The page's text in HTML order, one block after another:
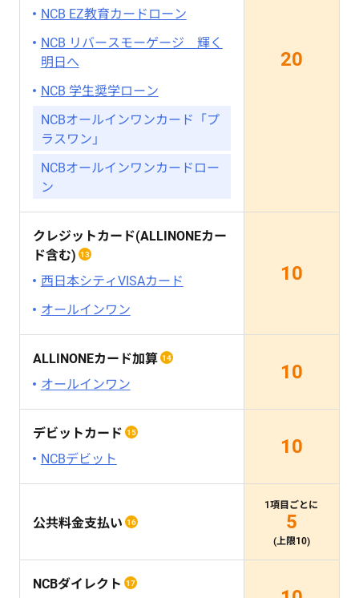
NCB EZ教育カードローン
NCB リバースモーゲージ 輝く
明日へ
NCB 学生奨学ローン
NCBオールインワンカード「プ
ラスワン」
NCBオールインワンカードロー
ン
20
クレジットカード(ALLINONEカー
ド含む) 13
西日本シティVISAカード
オールインワン
10
ALLINONEカード加算 14
オールインワン
10
デビットカード 15
NCBデビット
10
公共料金支払い 16
1項目ごとに
5
(上限10)
NCBダイレクト 17